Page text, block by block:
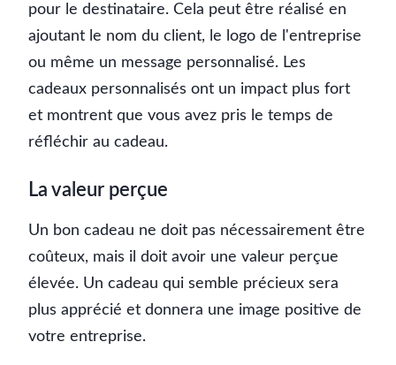
pour le destinataire. Cela peut être réalisé en
ajoutant le nom du client, le logo de l'entreprise
ou même un message personnalisé. Les
cadeaux personnalisés ont un impact plus fort
et montrent que vous avez pris le temps de
réfléchir au cadeau.
La valeur perçue
Un bon cadeau ne doit pas nécessairement être
coûteux, mais il doit avoir une valeur perçue
élevée. Un cadeau qui semble précieux sera
plus apprécié et donnera une image positive de
votre entreprise.